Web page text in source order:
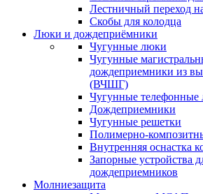
Лестничный переход
Скобы для колодца
Люки и дождеприёмники
Чугунные люки
Чугунные
дождеприемники из
(ВЧШГ)
Чугунные
Дождеприемники
Чугунные решетки
Полимерно-
Внутренняя оснастка
Запорные устройства
дождеприемников
Молниезащита